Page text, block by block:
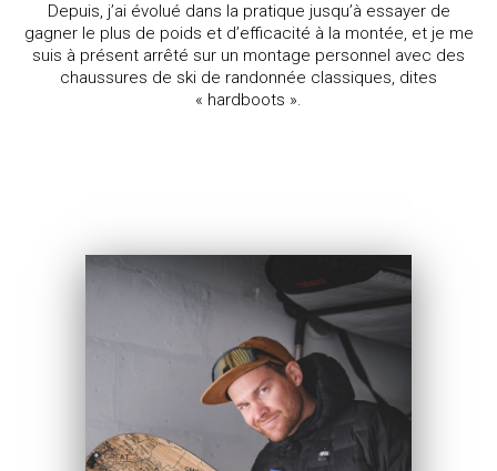
Depuis, j’ai évolué dans la pratique jusqu’à essayer de
gagner le plus de poids et d’efficacité à la montée, et je me
suis à présent arrêté sur un montage personnel avec des
chaussures de ski de randonnée classiques, dites
« hardboots ».